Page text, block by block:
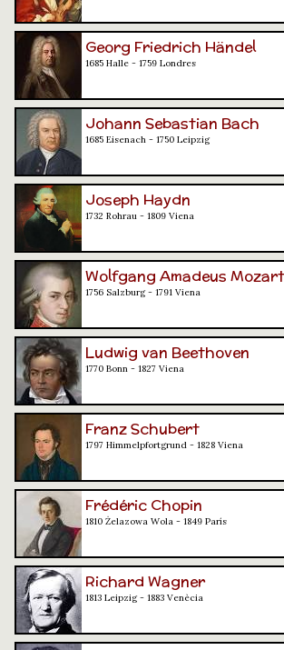
Georg Friedrich Händel
1685 Halle - 1759 Londres
Johann Sebastian Bach
1685 Eisenach - 1750 Leipzig
Joseph Haydn
1732 Rohrau - 1809 Viena
Wolfgang Amadeus Mozart
1756 Salzburg - 1791 Viena
Ludwig van Beethoven
1770 Bonn - 1827 Viena
Franz Schubert
1797 Himmelpfortgrund - 1828 Viena
Frédéric Chopin
1810 Żelazowa Wola - 1849 París
Richard Wagner
1813 Leipzig - 1883 Venècia